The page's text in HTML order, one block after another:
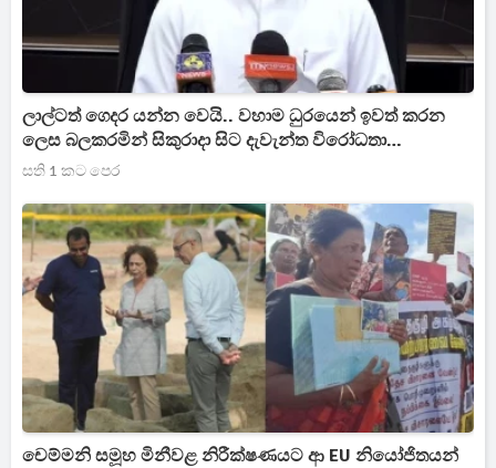
ලාල්ටත් ගෙදර යන්න වෙයි.. වහාම ධුරයෙන් ඉවත් කරන
ලෙස බලකරමින් සිකුරාදා සිට දැවැන්ත විරෝධතා
ව්‍යාපාරයක්
සති 1 කට පෙර
චෙම්මනි සමූහ මිනීවළ නිරීක්ෂණයට ආ EU නියෝජිතයන්